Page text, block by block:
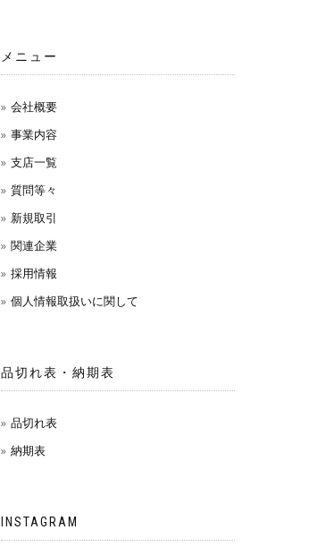
メニュー
会社概要
事業内容
支店一覧
質問等々
新規取引
関連企業
採用情報
個人情報取扱いに関して
品切れ表・納期表
品切れ表
納期表
INSTAGRAM